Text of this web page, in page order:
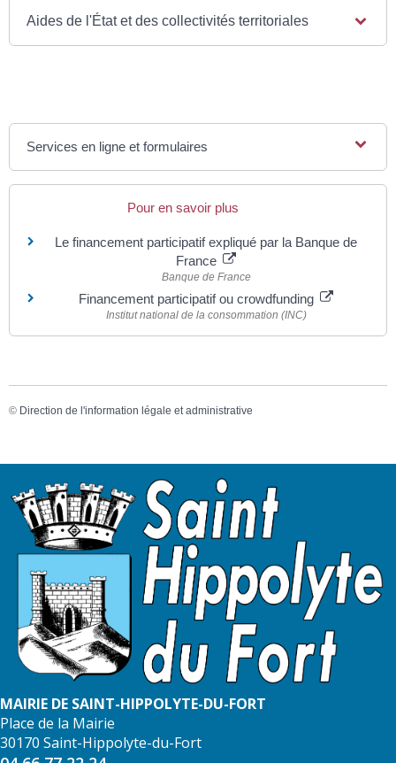
Aides de l'État et des collectivités territoriales
Services en ligne et formulaires
Pour en savoir plus
Le financement participatif expliqué par la Banque de
France
Banque de France
Financement participatif ou crowdfunding
Institut national de la consommation (INC)
© Direction de l'information légale et administrative
MAIRIE DE SAINT-HIPPOLYTE-DU-FORT
Place de la Mairie
30170 Saint-Hippolyte-du-Fort